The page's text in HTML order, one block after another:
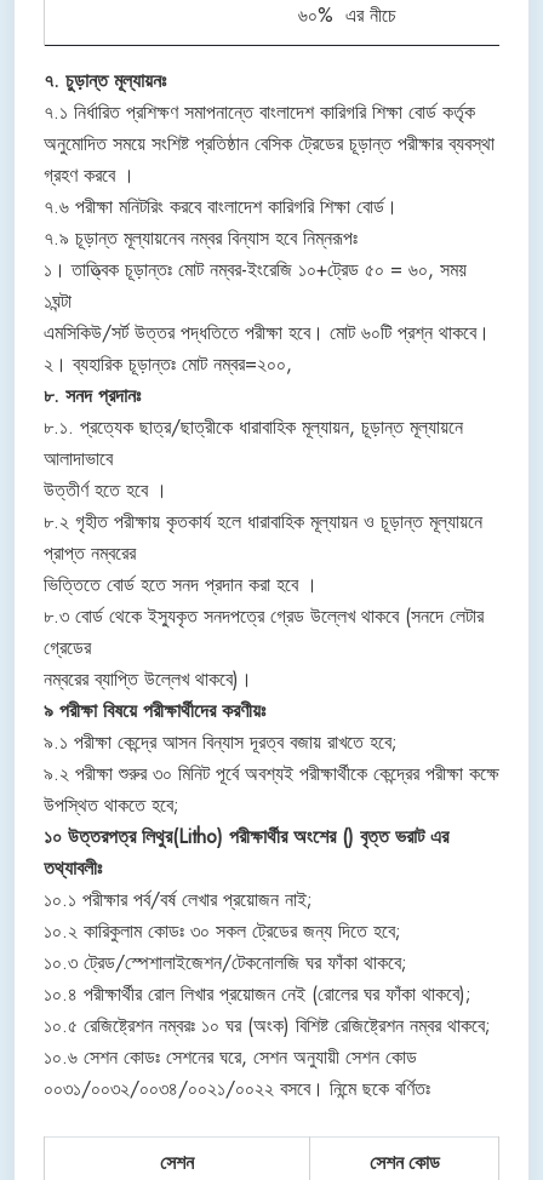
৬০% এর নীচে
৭. চুড়ান্ত মূল্যায়নঃ
৭.১ নির্ধারিত প্রশিক্ষণ সমাপনান্তে বাংলাদেশ কারিগরি শিক্ষা বোর্ড কর্তৃক
অনুমোদিত সময়ে সংশিষ্ট প্রতিষ্ঠান বেসিক ট্রেডের চূড়ান্ত পরীক্ষার ব্যবস্থা
গ্রহণ করবে ।
৭.৬ পরীক্ষা মনিটরিং করবে বাংলাদেশ কারিগরি শিক্ষা বোর্ড।
৭.৯ চূড়ান্ত মূল্যায়নেব নম্বর বিন্যাস হবে নিম্নরূপঃ
১। তাত্ত্বিক চূড়ান্তঃ মোট নম্বর-ইংরেজি ১০+ট্রেড ৫০ = ৬০, সময়
১ঘন্টা
এমসিকিউ/সর্ট উত্তর পদ্ধতিতে পরীক্ষা হবে। মোট ৬০টি প্রশ্ন থাকবে।
২। ব্যহারিক চূড়ান্তঃ মোট নম্বর=২০০,
৮. সনদ প্রদানঃ
৮.১. প্রত্যেক ছাত্র/ছাত্রীকে ধারাবাহিক মূল্যায়ন, চূড়ান্ত মূল্যায়নে
আলাদাভাবে
উত্তীর্ণ হতে হবে ।
৮.২ গৃহীত পরীক্ষায় কৃতকার্য হলে ধারাবাহিক মূল্যায়ন ও চূড়ান্ত মূল্যায়নে
প্রাপ্ত নম্বরের
ভিত্তিতে বোর্ড হতে সনদ প্রদান করা হবে ।
৮.৩ বোর্ড থেকে ইস্যুকৃত সনদপত্রে গ্রেড উল্লেখ থাকবে (সনদে লেটার
গ্রেডের
নম্বরের ব্যাপ্তি উল্লেখ থাকবে)।
৯ পরীক্ষা বিষয়ে পরীক্ষার্থীদের করণীয়ঃ
৯.১ পরীক্ষা কেন্দ্রে আসন বিন্যাস দূরত্ব বজায় রাখতে হবে;
৯.২ পরীক্ষা শুরুর ৩০ মিনিট পূর্বে অবশ্যই পরীক্ষার্থীকে কেন্দ্রের পরীক্ষা কক্ষে
উপস্থিত থাকতে হবে;
১০ উত্তরপত্র লিথুর(Litho) পরীক্ষার্থীর অংশের () বৃত্ত ভরাট এর
তথ্যাবলীঃ
১০.১ পরীক্ষার পর্ব/বর্ষ লেখার প্রয়োজন নাই;
১০.২ কারিকুলাম কোডঃ ৩০ সকল ট্রেডের জন্য দিতে হবে;
১০.৩ ট্রেড/স্পেশালাইজেশন/টেকনোলজি ঘর ফাঁকা থাকবে;
১০.৪ পরীক্ষার্থীর রোল লিখার প্রয়োজন নেই (রোলের ঘর ফাঁকা থাকবে);
১০.৫ রেজিষ্ট্রেশন নম্বরঃ ১০ ঘর (অংক) বিশিষ্ট রেজিষ্ট্রেশন নম্বর থাকবে;
১০.৬ সেশন কোডঃ সেশনের ঘরে, সেশন অনুযায়ী সেশন কোড
০০৩১/০০৩২/০০৩৪/০০২১/০০২২ বসবে। নিন্মে ছকে বর্ণিতঃ
সেশন সেশন কোড